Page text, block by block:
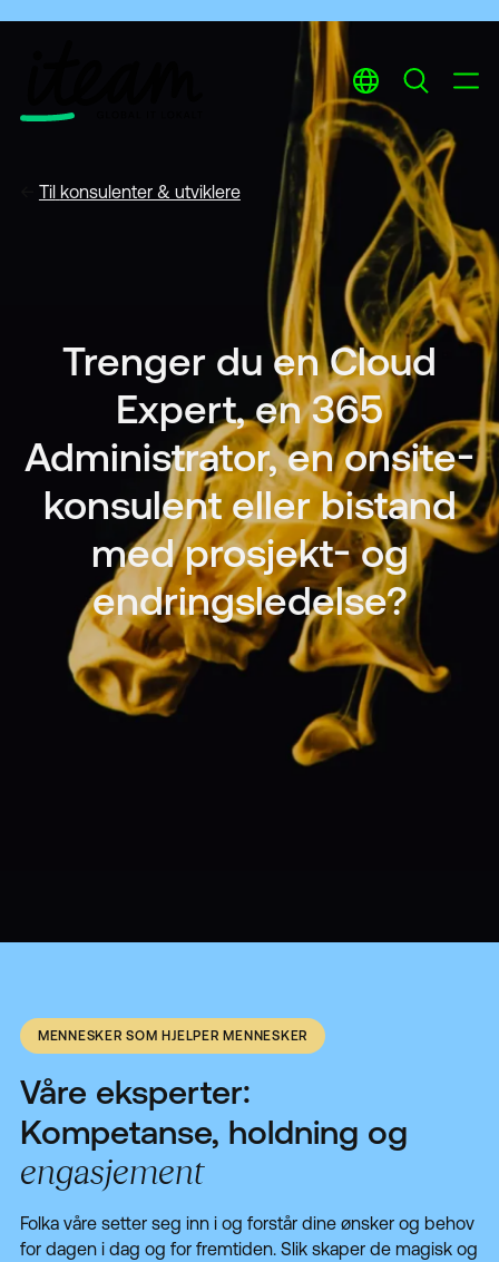
English
Norwegian
Til konsulenter & utviklere
Trenger du en Cloud
Expert, en 365
Administrator, en onsite-
konsulent eller bistand
med prosjekt- og
endringsledelse?
MENNESKER SOM HJELPER MENNESKER
Våre eksperter:
Kompetanse, holdning og
engasjement
Folka våre setter seg inn i og forstår dine ønsker og behov
for dagen i dag og for fremtiden. Slik skaper de magisk og